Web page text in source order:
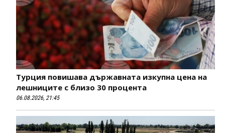
Турция повишава държавната изкупна цена на
лешниците с близо 30 процента
06.08.2026, 21:45